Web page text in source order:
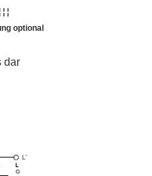
optional
dar